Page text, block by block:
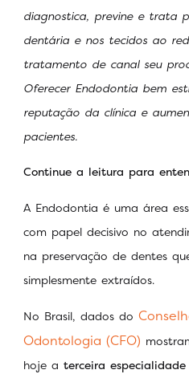
diagnostica, previne e trata
dentária e nos tecidos ao
tratamento de canal seu
Oferecer Endodontia bem
reputação da clínica e
pacientes.
Continue a leitura para
A Endodontia é uma área
com papel decisivo no
na preservação de dentes
simplesmente extraídos.
No Brasil, dados do
Odontologia (CFO)
hoje a terceira